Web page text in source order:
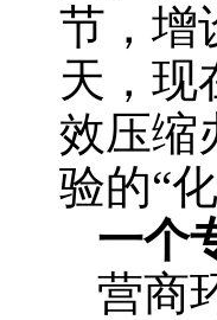
节，增
天，现
效压缩
验的“
一个
营商